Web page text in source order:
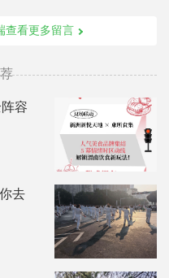
查看更多留言
容
去